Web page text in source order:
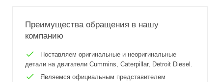
Преимущества обращения в нашу
компанию
Поставляем оригинальные и неоригинальные
детали на двигатели Cummins, Caterpillar, Detroit Diesel.
Являемся официальным представителем